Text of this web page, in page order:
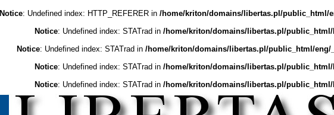
Notice: Undefined index: HTTP_REFERER in /home/kriton/domains/libertas.pl/public_html/
Notice: Undefined index: STATrad in /home/kriton/domains/libertas.pl/public_html/
Notice: Undefined index: STATrad in /home/kriton/domains/libertas.pl/public_html/eng/
Notice: Undefined index: STATrad in /home/kriton/domains/libertas.pl/public_html/
Notice: Undefined index: STATrad in /home/kriton/domains/libertas.pl/public_html/